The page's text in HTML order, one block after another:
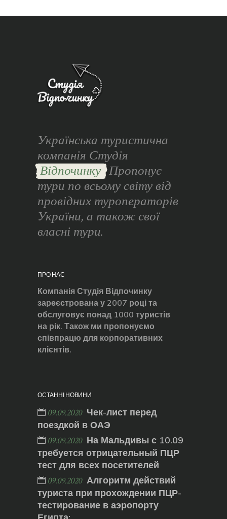
Українська туристична
компанія Студія
Відпочинку Пропонує
тури по всьому світу від
провідних туроператорів
України, а також свої
власні тури.
ПРО НАС
Компанія Студія Відпочинку
зареєстрована у 2007 році та
обслуговує понад 1000 туристів
на рік. Також ми пропонуємо
співпрацю для корпоративних
клієнтів.
ОСТАННІ НОВИНИ
09.09.2020 Чек-лист перед
поездкой в ОАЭ
09.09.2020 На Мальдивы с 10.09
требуется отрицательный ПЦР
тест для всех посетителей
09.09.2020 Алгоритм действий
туриста при прохождении ПЦР-
тестирование в аэропорту